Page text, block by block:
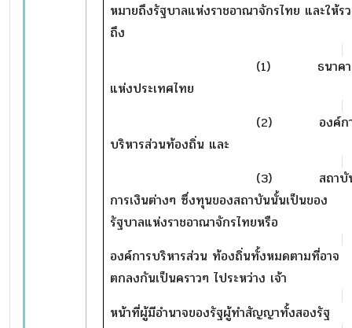
หมายถึงรัฐบาลแห่งราชอาณาจักรไทย และให้ร
ถึง
(1) ธนาคา
แห่งประเทศไทย
(2) องค์กา
บริหารส่วนท้องถิ่น และ
(3) สถาบั
การเงินต่างๆ ซึ่งทุนของสถาบันนั้นเป็นของ
รัฐบาลแห่งราชอาณาจักรไทยหรือ
องค์การบริหารส่วน ท้องถิ่นทั้งหมดตามที่อาจ
ตกลงกันเป็นคราวๆ ไประหว่าง เจ้า
หน้าที่ผู้มีอำนาจของรัฐผู้ทำสัญญาทั้งสองรัฐ